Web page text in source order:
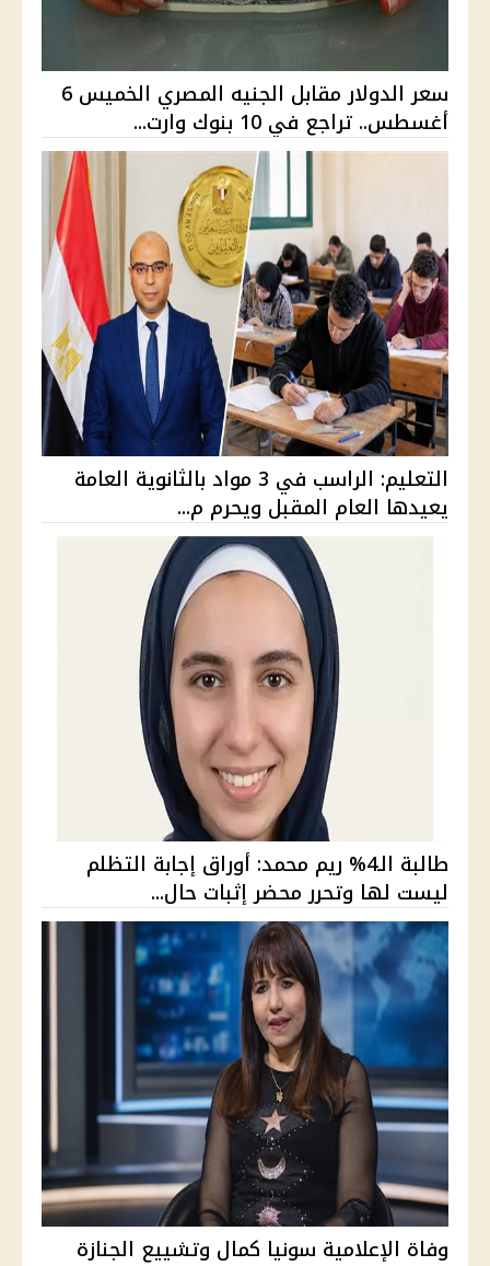
سعر الدولار مقابل الجنيه المصري الخميس 6
أغسطس.. تراجع في 10 بنوك وارت...
التعليم: الراسب في 3 مواد بالثانوية العامة
يعيدها العام المقبل ويحرم م...
طالبة الـ4% ريم محمد: أوراق إجابة التظلم
ليست لها وتحرر محضر إثبات حال...
وفاة الإعلامية سونيا كمال وتشييع الجنازة